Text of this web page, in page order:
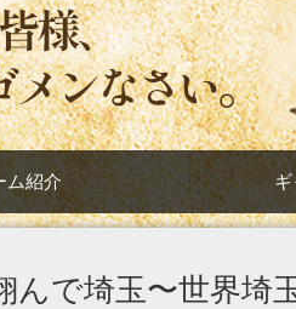
ム紹介
んで埼玉〜世界埼